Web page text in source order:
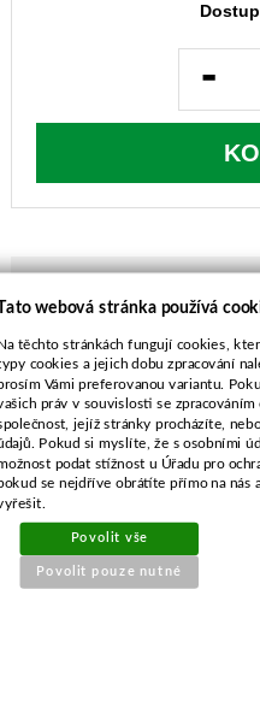
-
POPIS ZBOŽÍ
průměr struny
ADLUS Ufomatic,
3545XS, 3545GXS
BOSCH ART23,
ART30FA, PRT30,
STIHL E35, E40,
webová stránka používá
těchto stránkách fungují cookies,
cookies a jejich dobu zpracování
Vámi preferovanou variantu.
práv v souvislosti se
jejíž stránky procházíte,
Pokud si myslíte, že s osobními
podat stížnost u Úřadu pro
se nejdříve obrátíte přímo na nás
Povolit vše
Povolit pouze nutné